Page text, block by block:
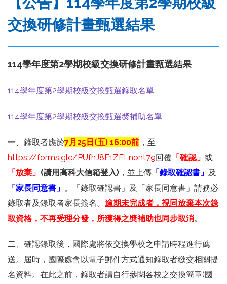
交換研修計畫甄選結果
114學年度第2學期校級交換研修計畫甄選結果
114學年度第2學期校級交換甄選錄取名單
114學年度第2學期校級交換甄選奬補助名單
一、錄取者應於7月25日(五) 16:00前 ，至
https://forms.gle/PUfhJ8E1ZFLnont79回覆 「確認」 或
「放棄」 (請用高科大信箱登入)，並上傳「錄取確認書」 及
「家長同意書 」 。「錄取確認書」及「家長同意書」請務必
錄取者及錄取者家長簽名。 逾期未完成者，視同放棄本次錄
取資格，不再受理分發，所獲得之奬補助也同步取消。
二、確認錄取後，國際處將依交換學校之申請時程進行薦
送。屆時，國際處會以電子郵件方式通知錄取者繳交相關提
名資料。在此之前，錄取者請自行參閱各校之交換簡章(國